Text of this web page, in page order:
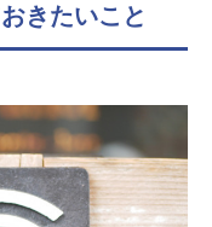
きたいこと